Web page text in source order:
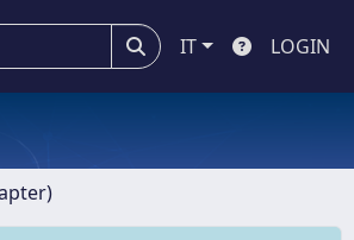
IT LOGIN